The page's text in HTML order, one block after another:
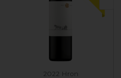
2022 Hron